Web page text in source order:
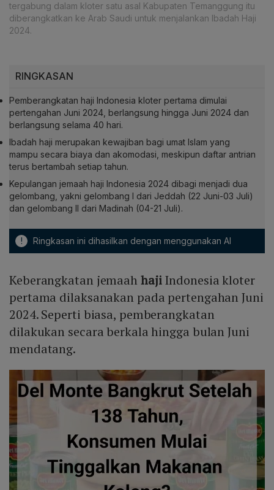
tergabung dalam kloter satu asal Kabupaten Temanggung itu
diberangkatkan ke Arab Saudi untuk menjalankan Ibadah Haji
2024.
RINGKASAN
Pemberangkatan haji Indonesia kloter pertama dimulai
pertengahan Juni 2024, berlangsung hingga Juni 2024 dan
berlangsung selama 40 hari.
Ibadah haji merupakan kewajiban bagi umat Islam yang
mampu secara biaya dan akomodasi, meskipun daftar antrian
terus bertambah setiap tahun.
Kepulangan jemaah haji Indonesia 2024 dibagi menjadi dua
gelombang, yakni gelombang I dari Jeddah (22 Juni-03 Juli)
dan gelombang II dari Madinah (04-21 Juli).
! Ringkasan ini dihasilkan dengan menggunakan AI
Keberangkatan jemaah hajiIndonesia kloter
pertama dilaksanakan pada pertengahan Juni
2024. Seperti biasa, pemberangkatan
dilakukan secara berkala hingga bulan Juni
mendatang.